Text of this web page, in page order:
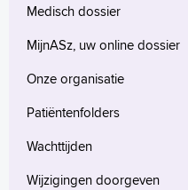
Arabisch
Medisch dossier
MijnASz, uw online dossier
Onze organisatie
Patiëntenfolders
Wachttijden
Wijzigingen doorgeven